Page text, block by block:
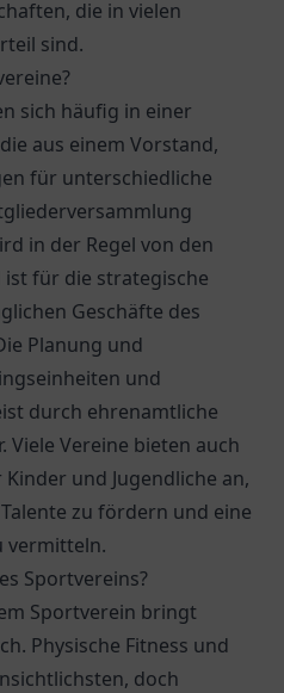
die in vielen
sind.
sich häufig in einer
aus einem Vorstand,
für unterschiedliche
in der Regel von den
für die strategische
Geschäfte des
Planung und
und
durch ehrenamtliche
Viele Vereine bieten auch
und Jugendliche an,
zu fördern und eine
vermitteln.
Sportvereins?
Sportverein bringt
Physische Fitness und
doch